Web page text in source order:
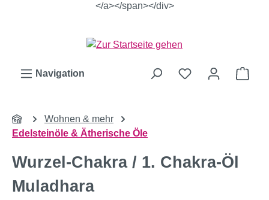
</a></span></div>
Navigation
Wohnen & mehr
Edelsteinöle & Ätherische Öle
Wurzel-Chakra / 1. Chakra-Öl
Muladhara